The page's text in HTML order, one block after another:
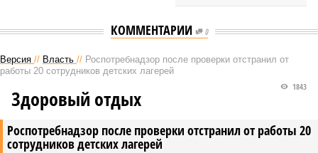
КОММЕНТАРИИ 0
Версия // Власть // Роспотребнадзор после проверки отстранил от
работы 20 сотрудников детских лагерей
Роспотребнадзор после проверки отстранил от работы 20
сотрудников детских лагерей
1843
Здоровый отдых